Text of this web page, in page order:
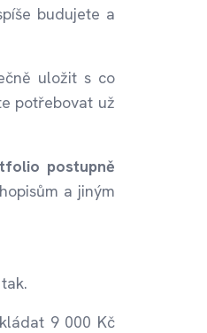
budujete a
uložit s co
potřebovat už
postupně
a jiným
9 000 Kč